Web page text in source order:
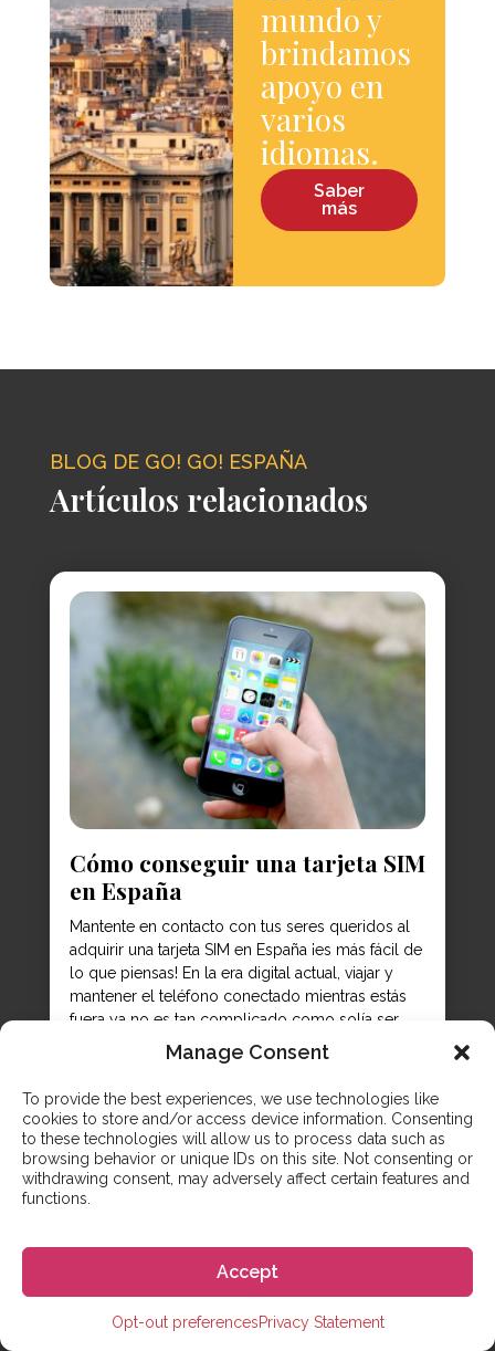
Manage Consent
To provide the best experiences, we use technologies like
cookies to store and/or access device information. Consenting
to these technologies will allow us to process data such as
browsing behavior or unique IDs on this site. Not consenting or
withdrawing consent, may adversely affect certain features and
functions.
Accept
Opt-out preferencesPrivacy Statement
mundo y
brindamos
apoyo en
varios
idiomas.
Saber
más
BLOG DE GO! GO! ESPAÑA
Artículos relacionados
Cómo conseguir una tarjeta SIM
en España
Mantente en contacto con tus seres queridos al
adquirir una tarjeta SIM en España ¡es más fácil de
lo que piensas! En la era digital actual, viajar y
mantener el teléfono conectado mientras estás
fuera ya no es tan complicado como solía ser.
Todo, desde pedir un taxi hasta acceder a tu